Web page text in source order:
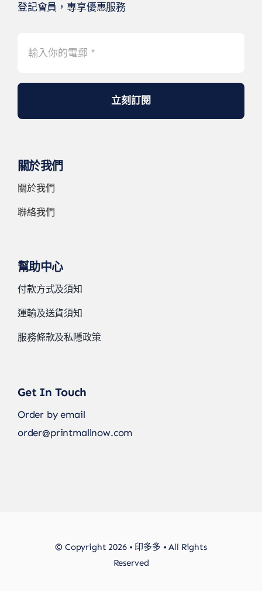
登記會員，專享優惠服務
立刻訂閱
關於我們
關於我們
聯絡我們
幫助中心
付款方式及須知
運輸及送貨須知
服務條款及私隱政策
Get In Touch
Order by email
order@printmallnow.com
© Copyright 2026 • 印多多 • All Rights
Reserved